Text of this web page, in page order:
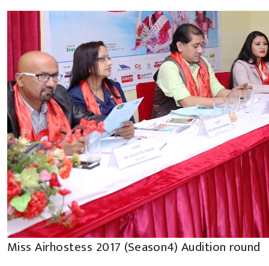
Miss Airhostess 2017 (Season4) Audition round